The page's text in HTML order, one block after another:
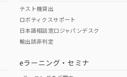
の規格認証/適合状況ページへ
のページからご検索ください
テスト機貸出
ロボティクスサポート
日本語相談窓口ジャパンデスク
輸出該非判定
eラーニング・セミナ